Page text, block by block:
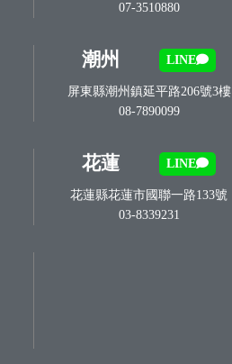
07-3510880
潮州 LINE
屏東縣潮州鎮延平路206號3樓
08-7890099
花蓮 LINE
花蓮縣花蓮市國聯一路133號
03-8339231